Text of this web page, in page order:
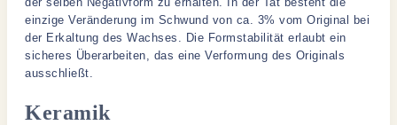
einzige Veränderung im Schwund von ca. 3% vom Original bei
der Erkaltung des Wachses. Die Formstabilität erlaubt ein
sicheres Überarbeiten, das eine Verformung des Originals
ausschließt.
Keramik